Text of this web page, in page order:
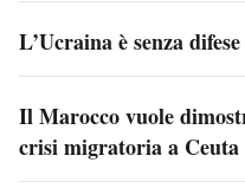
L’Ucraina è senza
Il Marocco vuole
crisi migratoria a Ceuta